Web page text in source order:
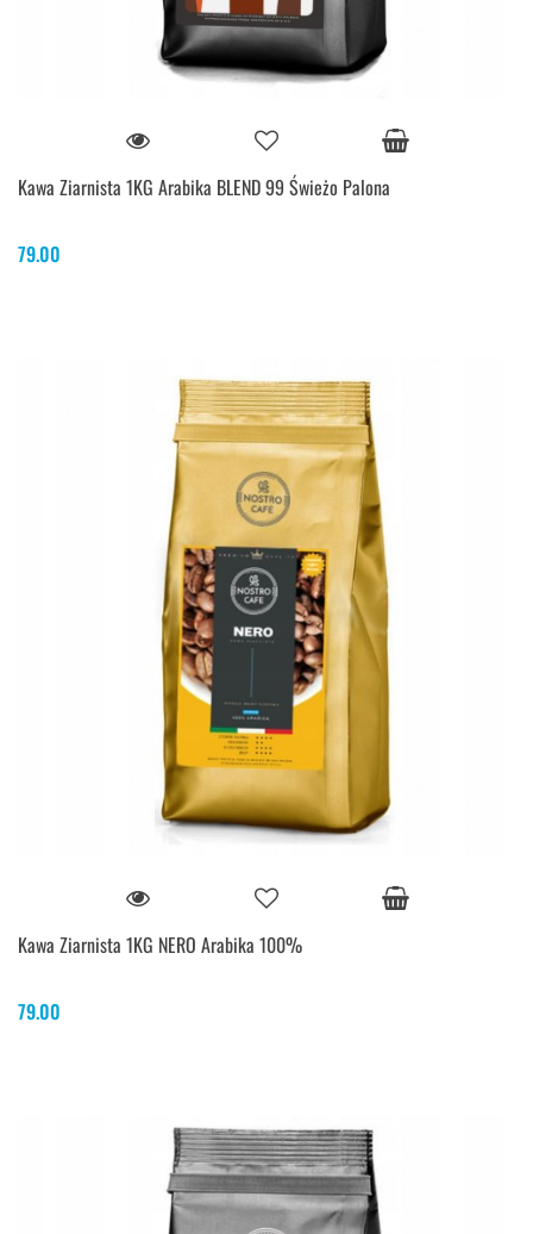
Kawa Ziarnista 1KG Arabika BLEND 99 Świeżo Palona
79.00
Kawa Ziarnista 1KG NERO Arabika 100%
79.00